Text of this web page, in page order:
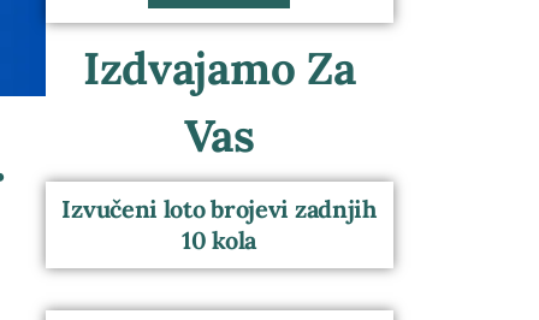
Izdvajamo Za
Vas
Izvučeni loto brojevi zadnjih
10 kola